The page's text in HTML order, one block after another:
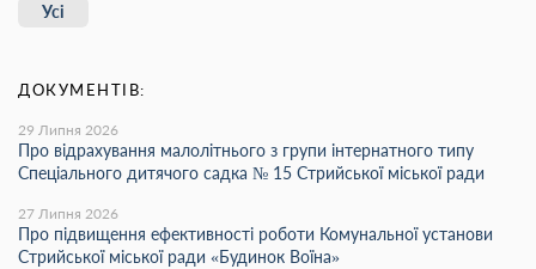
Усі
ДОКУМЕНТІВ:
29 Липня 2026
Про відрахування малолітнього з групи інтернатного типу
Спеціального дитячого садка № 15 Стрийської міської ради
27 Липня 2026
Про підвищення ефективності роботи Комунальної установи
Стрийської міської ради «Будинок Воїна»